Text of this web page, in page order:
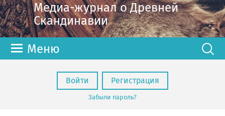
Медиа-журнал о Древней
Скандинавии
Меню
Войти Регистрация
Забыли пароль?